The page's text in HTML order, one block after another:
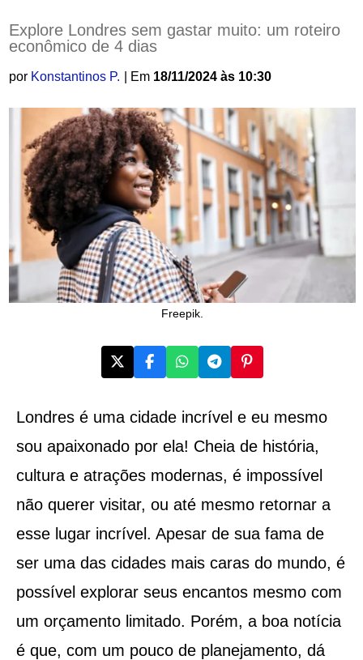
Explore Londres sem gastar muito: um roteiro
econômico de 4 dias
por Konstantinos P. | Em 18/11/2024 às 10:30
Freepik.
Londres é uma cidade incrível e eu mesmo
sou apaixonado por ela! Cheia de história,
cultura e atrações modernas, é impossível
não querer visitar, ou até mesmo retornar a
esse lugar incrível. Apesar de sua fama de
ser uma das cidades mais caras do mundo, é
possível explorar seus encantos mesmo com
um orçamento limitado. Porém, a boa notícia
é que, com um pouco de planejamento, dá